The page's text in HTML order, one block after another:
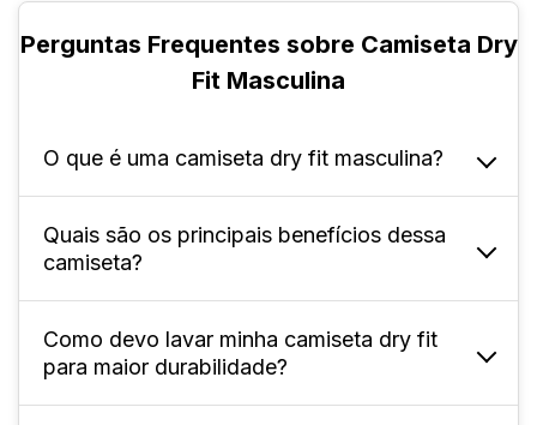
Perguntas Frequentes sobre Camiseta Dry
Fit Masculina
O que é uma camiseta dry fit masculina?
É uma peça feita de tecido sintético (100%
poliéster), desenvolvida para rápida
absorção do suor e conforto térmico durante
exercícios e no dia a dia.
Quais são os principais benefícios dessa
camiseta?
Ela oferece controle de umidade, secagem
rápida, leveza e liberdade de movimento.
Não desbota ou encolhe facilmente, sendo
Como devo lavar minha camiseta dry fit
para maior durabilidade?